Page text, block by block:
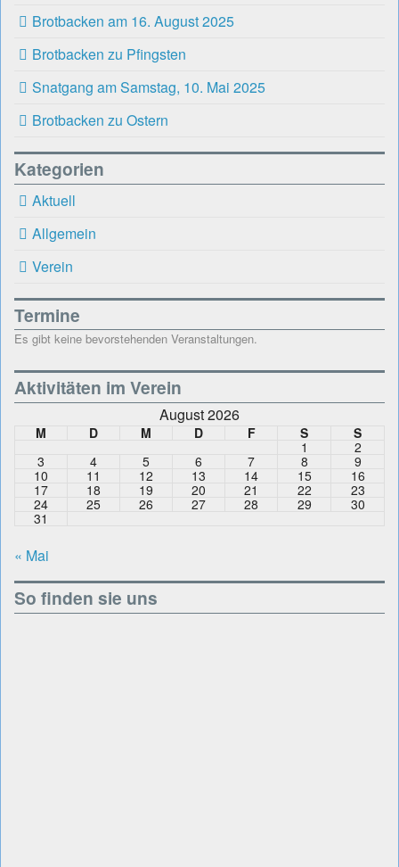
Brotbacken am 16. August 2025
Brotbacken zu Pfingsten
Snatgang am Samstag, 10. Mai 2025
Brotbacken zu Ostern
Kategorien
Aktuell
Allgemein
Verein
Termine
Es gibt keine bevorstehenden Veranstaltungen.
Aktivitäten im Verein
August 2026
M D M D F S
S
1
2
3
4 5 6 7 8
9
10
11 12 13 14 15
16
17
18 19 20 21 22
23
24
25 26 27 28 29
30
31
« Mai
So finden sie uns